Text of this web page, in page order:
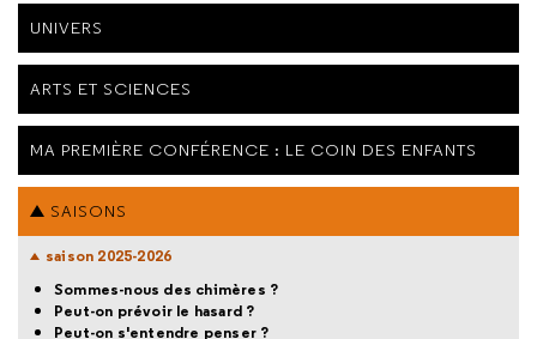
UNIVERS
ARTS ET SCIENCES
MA PREMIÈRE CONFÉRENCE : LE COIN DES ENFANTS
SAISONS
saison 2025-2026
Sommes-nous des chimères ?
Peut-on prévoir le hasard ?
Peut-on s'entendre penser ?